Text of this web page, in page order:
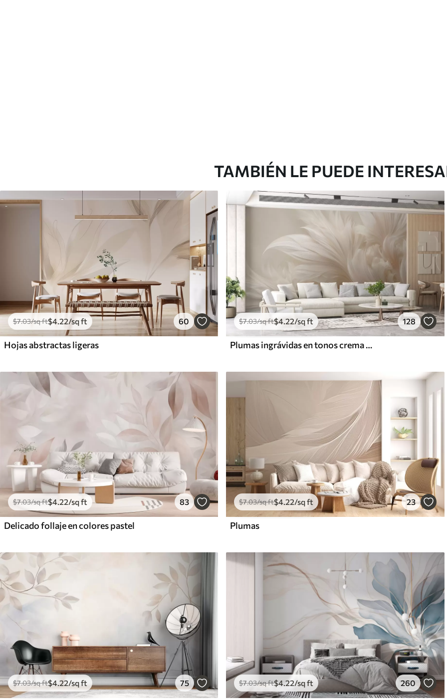
TAMBIÉN LE PUEDE
$7.03/sq ft$4 .22/sq ft 60
Hojas abstractas ligeras
$7.03/sq ft$4 .22/sq ft 128
Plumas ingrávidas en tonos crema vainilla
$7.03/sq ft$4.22/sq ft 83
Delicado follaje en colores pastel
$7.03/sq ft$4.22/sq ft 23
Plumas
$7.03/sq ft$4 .22/sq ft 75 $7.03/sq ft$4 .22/sq ft 260